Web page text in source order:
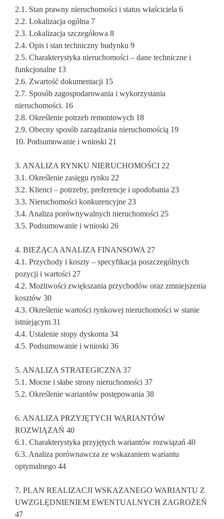
2.1. Stan prawny nieruchomości i status właściciela 6
2.2. Lokalizacja ogólna 7
2.3. Lokalizacja szczegółowa 8
2.4. Opis i stan techniczny budynku 9
2.5. Charakterystyka nieruchomości – dane techniczne i
funkcjonalne 13
2.6. Zwartość dokumentacji 15
2.7. Sposób zagospodarowania i wykorzystania
nieruchomości. 16
2.8. Określenie potrzeb remontowych 18
2.9. Obecny sposób zarządzania nieruchomością 19
10. Podsumowanie i wnioski 21
3. ANALIZA RYNKU NIERUCHOMOŚCI 22
3.1. Określenie zasięgu rynku 22
3.2. Klienci – potrzeby, preferencje i upodobania 23
3.3. Nieruchomości konkurencyjne 23
3.4. Analiza porównywalnych nieruchomości 25
3.5. Podsumowanie i wnioski 26
4. BIEŻĄCA ANALIZA FINANSOWA 27
4.1. Przychody i koszty – specyfikacja poszczególnych
pozycji i wartości 27
4.2. Możliwości zwiększania przychodów oraz zmniejszenia
kosztów 30
4.3. Określenie wartości rynkowej nieruchomości w stanie
istniejącym 31
4.4. Ustalenie stopy dyskonta 34
4.5. Podsumowanie i wnioski 36
5. ANALIZA STRATEGICZNA 37
5.1. Mocne i słabe strony nieruchomości 37
5.2. Określenie wariantów postępowania 38
6. ANALIZA PRZYJĘTYCH WARIANTÓW
ROZWIĄZAŃ 40
6.1. Charakterystyka przyjętych wariantów rozwiązań 40
6.3. Analiza porównawcza ze wskazaniem wariantu
optymalnego 44
7. PLAN REALIZACJI WSKAZANEGO WARIANTU Z
UWZGLĘDNIENIEM EWENTUALNYCH ZAGROŻEŃ
47